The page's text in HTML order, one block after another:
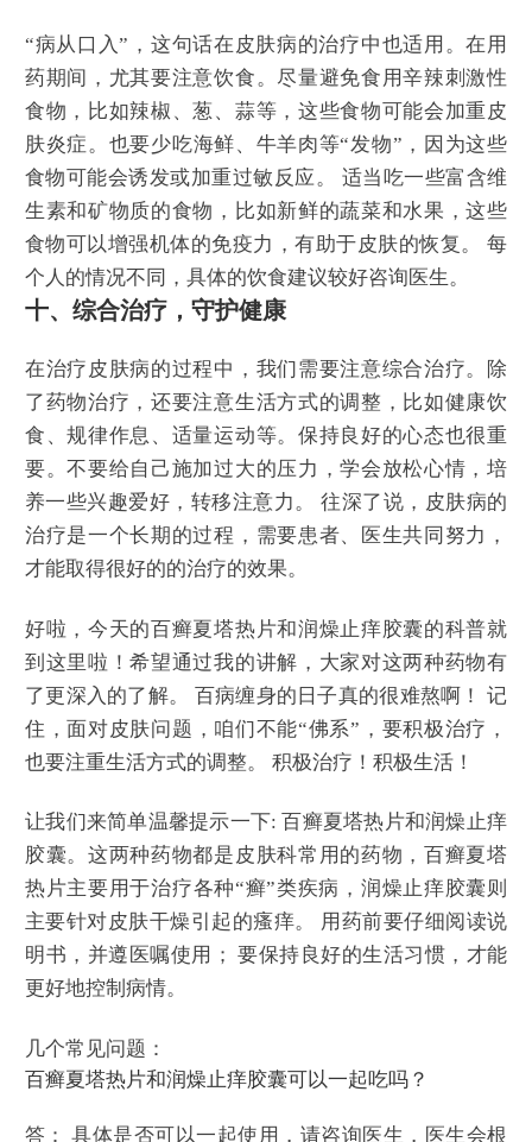
“病从口入”，这句话在皮肤病的治疗中也适用。在用
药期间，尤其要注意饮食。尽量避免食用辛辣刺激性
食物，比如辣椒、葱、蒜等，这些食物可能会加重皮
肤炎症。也要少吃海鲜、牛羊肉等“发物”，因为这些
食物可能会诱发或加重过敏反应。 适当吃一些富含维
生素和矿物质的食物，比如新鲜的蔬菜和水果，这些
食物可以增强机体的免疫力，有助于皮肤的恢复。 每
个人的情况不同，具体的饮食建议较好咨询医生。
十、综合治疗，守护健康
在治疗皮肤病的过程中，我们需要注意综合治疗。除
了药物治疗，还要注意生活方式的调整，比如健康饮
食、规律作息、适量运动等。保持良好的心态也很重
要。不要给自己施加过大的压力，学会放松心情，培
养一些兴趣爱好，转移注意力。 往深了说，皮肤病的
治疗是一个长期的过程，需要患者、医生共同努力，
才能取得很好的的治疗的效果。
好啦，今天的百癣夏塔热片和润燥止痒胶囊的科普就
到这里啦！希望通过我的讲解，大家对这两种药物有
了更深入的了解。 百病缠身的日子真的很难熬啊！ 记
住，面对皮肤问题，咱们不能“佛系”，要积极治疗，
也要注重生活方式的调整。 积极治疗！积极生活！
让我们来简单温馨提示一下: 百癣夏塔热片和润燥止痒
胶囊。这两种药物都是皮肤科常用的药物，百癣夏塔
热片主要用于治疗各种“癣”类疾病，润燥止痒胶囊则
主要针对皮肤干燥引起的瘙痒。 用药前要仔细阅读说
明书，并遵医嘱使用； 要保持良好的生活习惯，才能
更好地控制病情。
几个常见问题：
百癣夏塔热片和润燥止痒胶囊可以一起吃吗？
答： 具体是否可以一起使用，请咨询医生，医生会根